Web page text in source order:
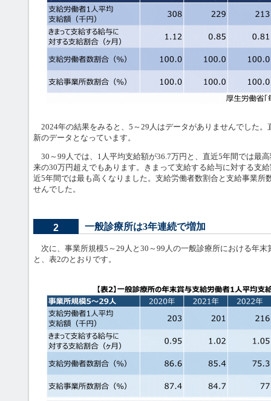
2024年の結果をみると、5～29人はデータがありませんでした。
新のデータとなっています。
30～99人では、1人平均支給額が36.7万円と、直近5年間では最
来の30万円超えでもあります。きまって支給する給与に対する支
近5年間では最も高くなりました。支給労働者数割合と支給事業所
せんでした。
2 一般診療所は3年連続で増加
次に、事業所規模5～29人と30～99人の一般診療所における年末
と、表2のとおりです。